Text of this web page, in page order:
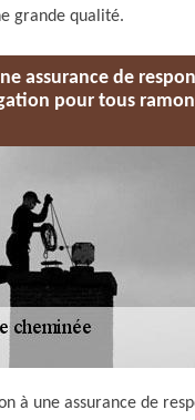
grande qualité.
assurance de
pour tous
à une assurance de